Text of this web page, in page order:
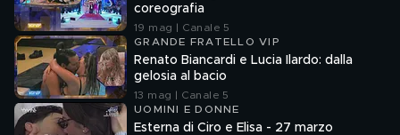
coreografia
19 mag | Canale 5
GRANDE FRATELLO VIP
Renato Biancardi e Lucia Ilardo: dalla
gelosia al bacio
13 mag | Canale 5
UOMINI E DONNE
Esterna di Ciro e Elisa - 27 marzo